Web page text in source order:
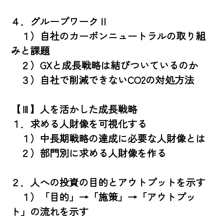
４．グループワークⅡ
１）自社のカーボンニュートラルの取り組
みと課題
２）GXと成長戦略は結びついているのか
３）自社で削減できないCO2の対処方法
【Ⅲ】人を活かした成長戦略
１．求める人財像を可視化する
１）中長期戦略の達成に必要な人財像とは
２）部門別に求める人財像を作る
２．人への投資の目的とアウトプットを示す
１）「目的」→「施策」→「アウトプッ
ト」の流れを示す